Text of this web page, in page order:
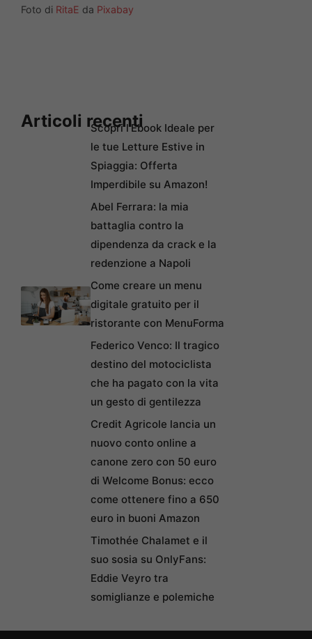
Foto di RitaE da Pixabay
Articoli recentiScopri l’Ebook Ideale per
le tue Letture Estive in
Spiaggia: Offerta
Imperdibile su Amazon!
Abel Ferrara: la mia
battaglia contro la
dipendenza da crack e la
redenzione a Napoli
Come creare un menu
digitale gratuito per il
ristorante con MenuForma
Federico Venco: Il tragico
destino del motociclista
che ha pagato con la vita
un gesto di gentilezza
Credit Agricole lancia un
nuovo conto online a
canone zero con 50 euro
di Welcome Bonus: ecco
come ottenere fino a 650
euro in buoni Amazon
Timothée Chalamet e il
suo sosia su OnlyFans:
Eddie Veyro tra
somiglianze e polemiche